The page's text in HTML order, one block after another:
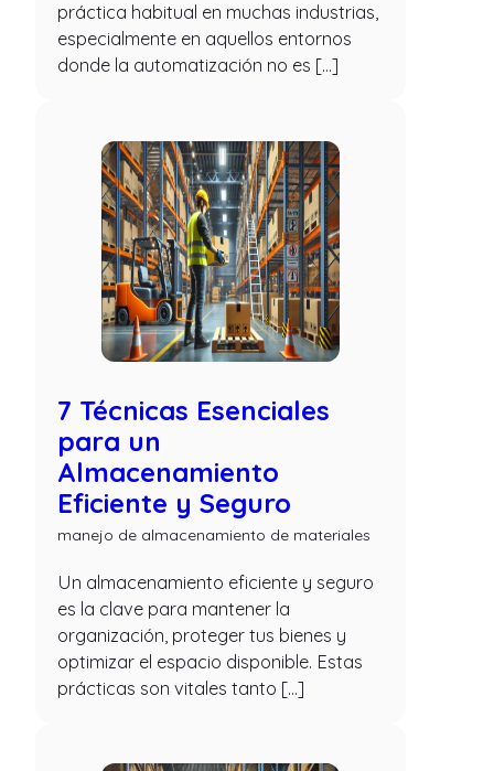
práctica habitual en muchas industrias,
especialmente en aquellos entornos
donde la automatización no es […]
7 Técnicas Esenciales
para un
Almacenamiento
Eficiente y Seguro
manejo de almacenamiento de materiales
Un almacenamiento eficiente y seguro
es la clave para mantener la
organización, proteger tus bienes y
optimizar el espacio disponible. Estas
prácticas son vitales tanto […]